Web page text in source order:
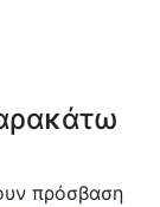
πρόσβαση